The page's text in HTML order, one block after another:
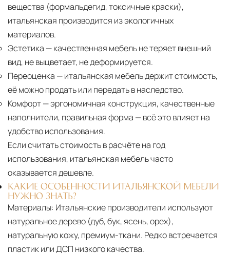
вещества (формальдегид, токсичные краски),
итальянская производится из экологичных
материалов.
Эстетика — качественная мебель не теряет внешний
вид, не выцветает, не деформируется.
Переоценка — итальянская мебель держит стоимость,
её можно продать или передать в наследство.
Комфорт— эргономичная конструкция, качественные
наполнители, правильная форма — всё это влияет на
удобство использования.
Если считать стоимость в расчёте на год
использования, итальянская мебель часто
оказывается дешевле.
КАКИЕ ОСОБЕННОСТИ ИТАЛЬЯНСКОЙ МЕБЕЛИ
НУЖНО ЗНАТЬ?
Материалы: Итальянские производители используют
натуральное дерево (дуб, бук, ясень, орех),
натуральную кожу, премиум-ткани. Редко встречается
пластик или ДСП низкого качества.